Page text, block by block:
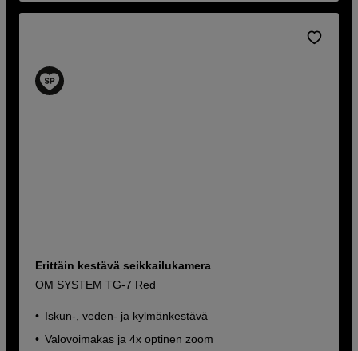
Erittäin kestävä seikkailukamera
OM SYSTEM TG-7 Red
Iskun-, veden- ja kylmänkestävä
Valovoimakas ja 4x optinen zoom